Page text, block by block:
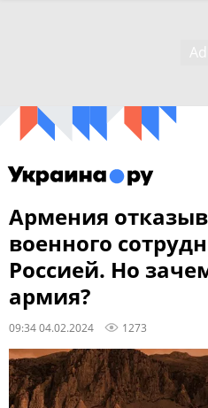
Армения
военного
Россией. Но
армия?
09:34 04.02.2024 1273